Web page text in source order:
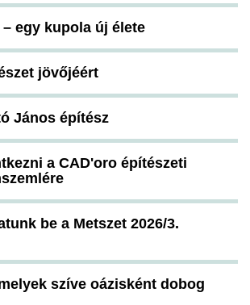
egy kupola új élete
jövőjéért
János építész
a CAD'oro építészeti
be a Metszet 2026/3.
szíve oázisként dobog